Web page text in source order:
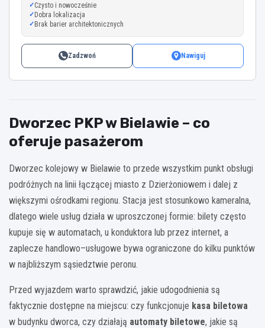
Czysto i nowocześnie
Dobra lokalizacja
Brak barier architektonicznych
Zadzwoń Nawiguj
Dworzec PKP w Bielawie – co
oferuje pasażerom
Dworzec kolejowy w Bielawie to przede wszystkim punkt obsługi
podróżnych na linii łączącej miasto z Dzierżoniowem i dalej z
większymi ośrodkami regionu. Stacja jest stosunkowo kameralna,
dlatego wiele usług działa w uproszczonej formie: bilety często
kupuje się w automatach, u konduktora lub przez internet, a
zaplecze handlowo–usługowe bywa ograniczone do kilku punktów
w najbliższym sąsiedztwie peronu.
Przed wyjazdem warto sprawdzić, jakie udogodnienia są
faktycznie dostępne na miejscu: czy funkcjonuje kasa biletowa
w budynku dworca, czy działają automaty biletowe, jakie są